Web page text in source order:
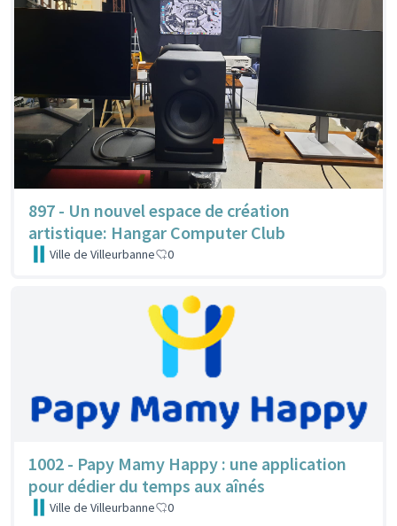
897 - Un nouvel espace de création
artistique: Hangar Computer Club
Ville de Villeurbanne 0
1002 - Papy Mamy Happy : une application
pour dédier du temps aux aînés
Ville de Villeurbanne 0